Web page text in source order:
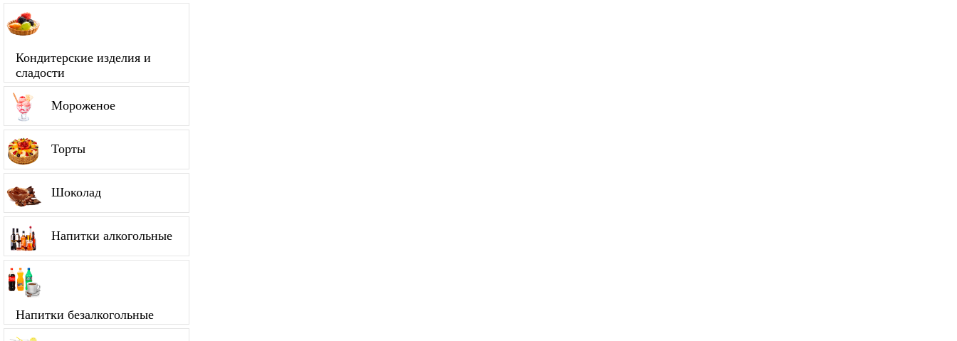
Кондитерские изделия и
сладости
Мороженое
Торты
Шоколад
Напитки алкогольные
Напитки безалкогольные